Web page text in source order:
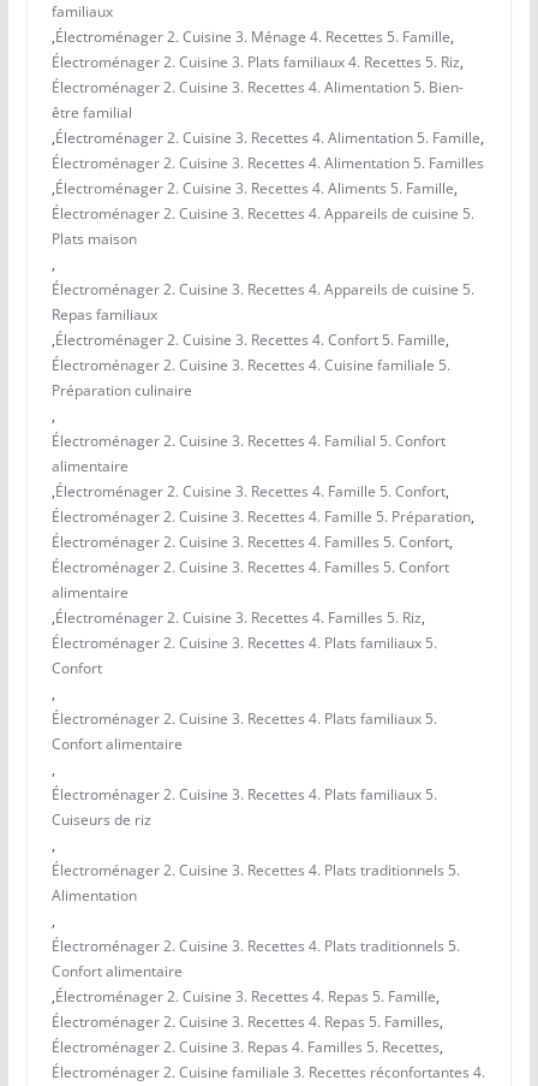
familiaux
,Électroménager 2. Cuisine 3. Ménage 4. Recettes 5. Famille,
Électroménager 2. Cuisine 3. Plats familiaux 4. Recettes 5. Riz,
Électroménager 2. Cuisine 3. Recettes 4. Alimentation 5. Bien-
être familial
,Électroménager 2. Cuisine 3. Recettes 4. Alimentation 5. Famille,
Électroménager 2. Cuisine 3. Recettes 4. Alimentation 5. Familles
,Électroménager 2. Cuisine 3. Recettes 4. Aliments 5. Famille,
Électroménager 2. Cuisine 3. Recettes 4. Appareils de cuisine 5.
Plats maison
,
Électroménager 2. Cuisine 3. Recettes 4. Appareils de cuisine 5.
Repas familiaux
,Électroménager 2. Cuisine 3. Recettes 4. Confort 5. Famille,
Électroménager 2. Cuisine 3. Recettes 4. Cuisine familiale 5.
Préparation culinaire
,
Électroménager 2. Cuisine 3. Recettes 4. Familial 5. Confort
alimentaire
,Électroménager 2. Cuisine 3. Recettes 4. Famille 5. Confort,
Électroménager 2. Cuisine 3. Recettes 4. Famille 5. Préparation,
Électroménager 2. Cuisine 3. Recettes 4. Familles 5. Confort,
Électroménager 2. Cuisine 3. Recettes 4. Familles 5. Confort
alimentaire
,Électroménager 2. Cuisine 3. Recettes 4. Familles 5. Riz,
Électroménager 2. Cuisine 3. Recettes 4. Plats familiaux 5.
Confort
,
Électroménager 2. Cuisine 3. Recettes 4. Plats familiaux 5.
Confort alimentaire
,
Électroménager 2. Cuisine 3. Recettes 4. Plats familiaux 5.
Cuiseurs de riz
,
Électroménager 2. Cuisine 3. Recettes 4. Plats traditionnels 5.
Alimentation
,
Électroménager 2. Cuisine 3. Recettes 4. Plats traditionnels 5.
Confort alimentaire
,Électroménager 2. Cuisine 3. Recettes 4. Repas 5. Famille,
Électroménager 2. Cuisine 3. Recettes 4. Repas 5. Familles,
Électroménager 2. Cuisine 3. Repas 4. Familles 5. Recettes,
Électroménager 2. Cuisine familiale 3. Recettes réconfortantes 4.